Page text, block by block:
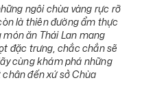
ngôi chùa vàng rực rỡ
là thiên đường ẩm thực
ăn Thái Lan mang
đặc trưng, chắc chắn sẽ
cùng khám phá những
đến xứ sở Chùa